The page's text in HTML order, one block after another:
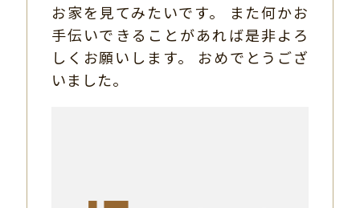
お家を見てみたいです。 また何かお
手伝いできることがあれば是非よろ
しくお願いします。 おめでとうござ
いました。